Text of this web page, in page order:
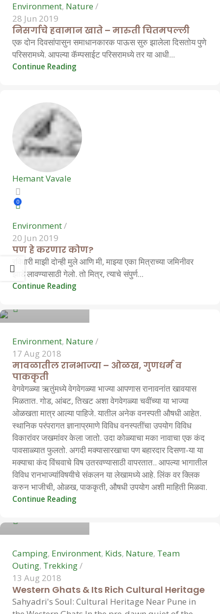
Environment, Nature
28 Jun 2019
निसर्गाचे हवामान खाते – मारुती चितमपल्ली
एक दोन दिवसांपासुन समाधानकारक पाऊस सुरु झालेला दिसतोय पुणे
परिसरामध्ये. आपल्या कॅम्पसाईट परिसरामध्ये तर या आधी...
Continue Reading
Hemant Vavale
0
Environment
20 Jun 2019
पण हे करणार कोण?
रविवारी माझी दोन्ही मुले आणि मी, माझ्या एका मित्राच्या जमिनीवर
झाडे लावण्यासाठी गेलो. तो मित्र, त्याचे संपुर्ण...
Continue Reading
Hemant Vavale
Environment, Nature
17 Aug 2018
मावळातील रानभाज्या – ओळख, गुणधर्म व
पाककृती
वेगवेगळ्या ऋतुंमध्ये वेगवेगळ्या भाज्या आपणास रानावनांत खावयास
मिळतात. गोड, आंबट, तिखट अशा वेगवेगळ्या चवींच्या या भाज्या
ओळखता मात्र आल्या पाहिजे. यातील अनेक वनस्पती औषधी आहेत.
स्थानिक परंपरागत ज्ञानाप्रमाणे विविध वनस्पतींचा उपयोग विविध
विकारांवर जखमांवर केला जातो. उदा कोळ्याचा मका नावाचा एक कंद
पावसाळ्यात फुलतो. अगदी मक्यासारखाचा पण बहारदार दिसणा-या या
मक्याचा कंद विंचवाचे विष उतरवण्यासाठी वापरतात.. आपल्या भागातील
विविध रानभाज्यांविषयीचे संकलन या लेखामध्ये आहे. लिंक वर क्लिक
करुन भाजीची, ओळख, पाककृती, औषधी उपयोग अशी माहिती मिळवा.
Continue Reading
Hemant Vavale
Camping, Environment, Kids, Nature, Team
Outing, Trekking
13 Aug 2018
Western Ghats & Its Rich Cultural Heritage
Sahyadri's Soul: Cultural Heritage Near Pune in